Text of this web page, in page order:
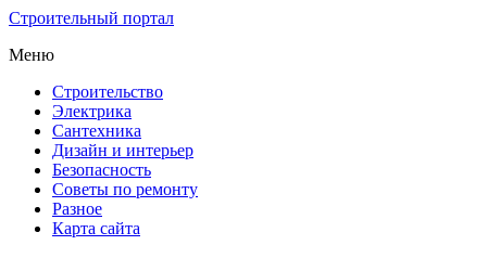
Строительный портал
Меню
Строительство
Электрика
Сантехника
Дизайн и интерьер
Безопасность
Советы по ремонту
Разное
Карта сайта